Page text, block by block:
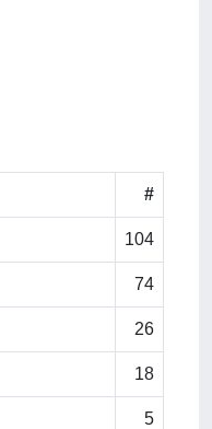
#
104
74
26
18
5